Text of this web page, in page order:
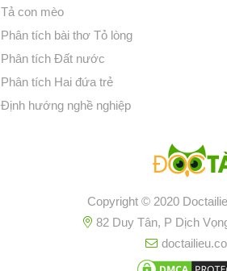
Tả con mèo
Phân tích bài thơ Tỏ lòng
Phân tích Đất nước
Phân tích Hai đứa trẻ
Định hướng nghề nghiệp
Copyright © 2020
82 Duy Tân, P Dịch